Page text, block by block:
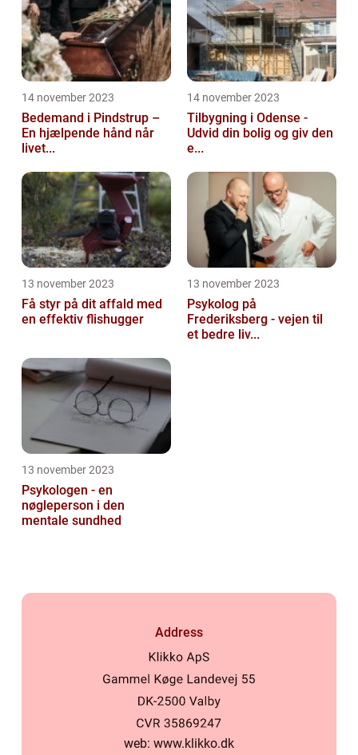
14 november 2023
Bedemand i Pindstrup –
En hjælpende hånd når
livet...
14 november 2023
Tilbygning i Odense -
Udvid din bolig og giv den
e...
13 november 2023
Få styr på dit affald med
en effektiv flishugger
13 november 2023
Psykolog på
Frederiksberg - vejen til
et bedre liv...
13 november 2023
Psykologen - en
nøgleperson i den
mentale sundhed
Address
web: www.klikko.dk